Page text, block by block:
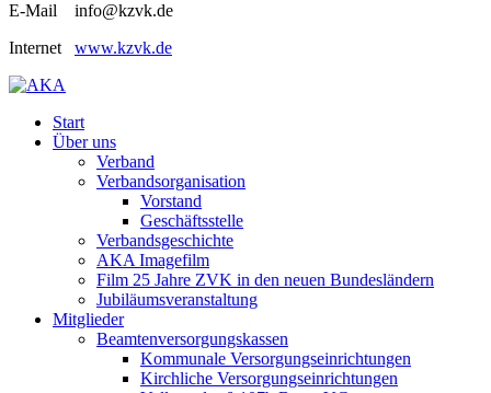
E-Mail info@kzvk.de
Internet www.kzvk.de
Start
Über uns
Verband
Verbandsorganisation
Vorstand
Geschäftsstelle
Verbandsgeschichte
AKA Imagefilm
Film 25 Jahre ZVK in den neuen Bundesländern
Jubiläumsveranstaltung
Mitglieder
Beamtenversorgungskassen
Kommunale Versorgungseinrichtungen
Kirchliche Versorgungseinrichtungen